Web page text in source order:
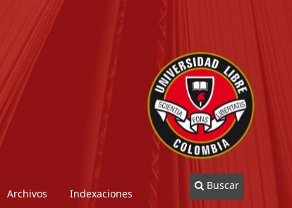
Archivos Indexaciones
Buscar